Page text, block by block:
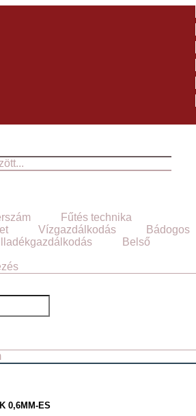
Fűtés technika
Vízgazdálkodás
Bádogos
Belső
0,6MM-ES